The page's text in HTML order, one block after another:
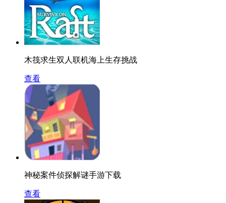
木筏求生双人联机海上生存挑战
查看
神秘案件侦探解谜手游下载
查看